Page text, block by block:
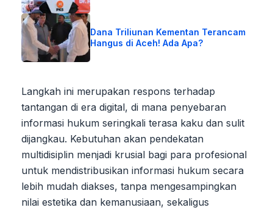
Dana Triliunan Kementan Terancam
Hangus di Aceh! Ada Apa?
Langkah ini merupakan respons terhadap
tantangan di era digital, di mana penyebaran
informasi hukum seringkali terasa kaku dan sulit
dijangkau. Kebutuhan akan pendekatan
multidisiplin menjadi krusial bagi para profesional
untuk mendistribusikan informasi hukum secara
lebih mudah diakses, tanpa mengesampingkan
nilai estetika dan kemanusiaan, sekaligus